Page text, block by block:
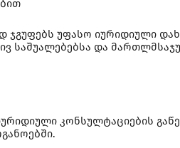
ჯგუფებს უფასო იურიდიული
საშუალებებსა და
კონსულტაციების